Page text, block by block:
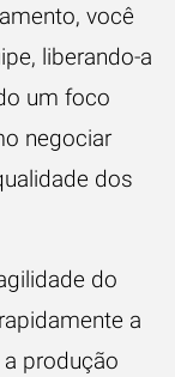
você
liberando-a
um foco
negociar
dos
do
a
produção